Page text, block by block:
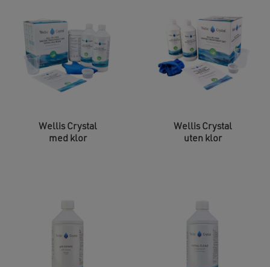
Wellis Crystal
med klor
Wellis Crystal
uten klor